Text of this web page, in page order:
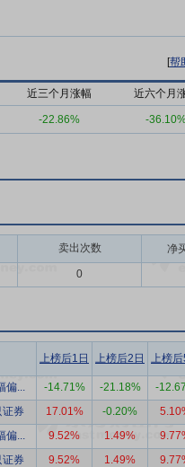
[帮
近三个月涨幅 近六个月
-22.86% -
卖出次数
净
0
上榜后1日 上榜后2日 上榜后
偏... -14.71% -21.18% -
证券 17.01% -0.20%
偏... 9.52% 1.49%
证券 9.52% 1.49%